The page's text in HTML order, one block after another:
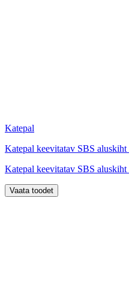
Katepal
Katepal keevitatav SBS
Katepal keevitatav SBS
Vaata toodet